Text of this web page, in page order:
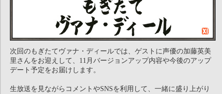
次回のもぎたてヴァナ・ディールでは、ゲストに声優の加藤英美
里さんをお迎えして、11月バージョンアップ内容や今後のアップ
デート予定をお届けします。
生放送を見ながらコメントやSNSを利用して、一緒に盛り上がり